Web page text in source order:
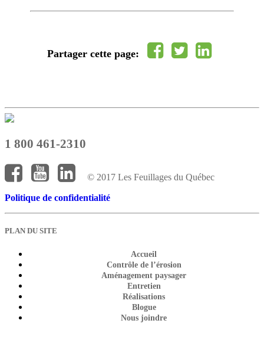
Partager cette page:
1 800 461-2310
© 2017 Les Feuillages du Québec
Politique de confidentialité
PLAN DU SITE
Accueil
Contrôle de l’érosion
Aménagement paysager
Entretien
Réalisations
Blogue
Nous joindre